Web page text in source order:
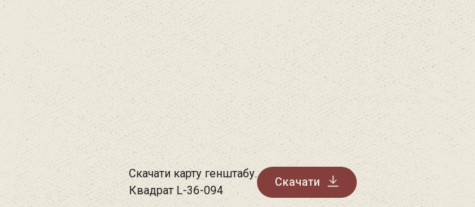
Скачати карту генштабу.
Квадрат L-36-094
Скачати